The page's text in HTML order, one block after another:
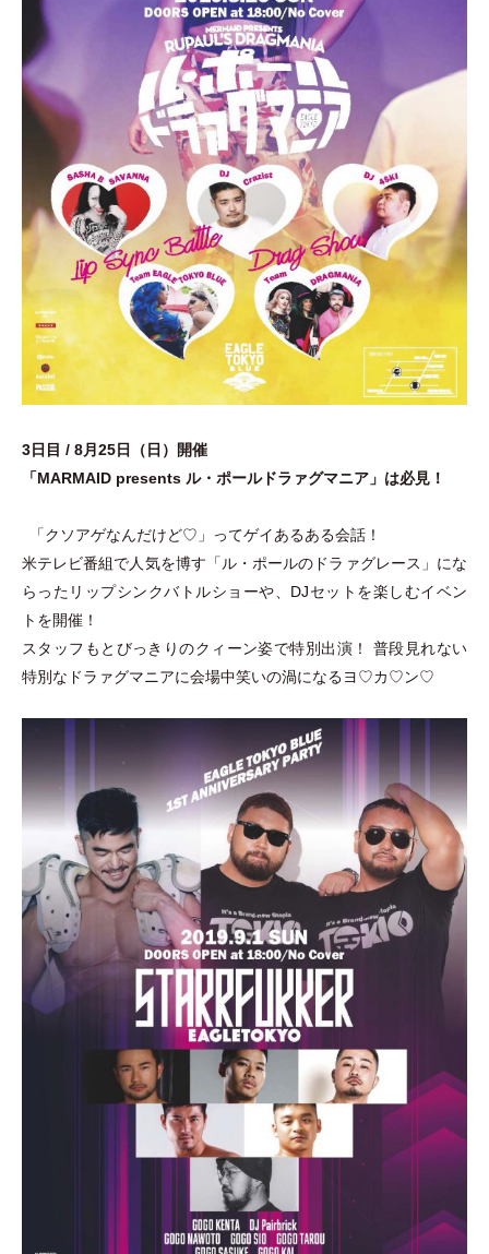
3日目 / 8月25日 （ 日 ）
開催
「MARMAID presents ル・ ポールドラァグマニア 」 は必見！
「クソアゲなんだけど♡ 」
ってゲイあるある会話！
米テレビ番組で人気を博す 「ル ・ ポールのドラァグレース 」 にな
らったリップシンクバトルショーや、DJセットを楽しむイベン
トを開催！
スタッフもとびっきりのクィーン姿で特別出演！ 普段見れない
特別なドラァグマニアに会場中笑いの渦になるヨ♡カ♡ン♡